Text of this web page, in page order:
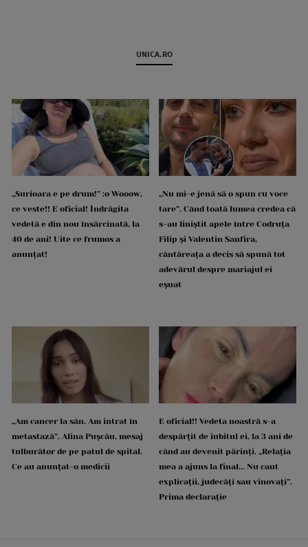
UNICA.RO
„Surioara e pe drum!” :o Wooow,
ce veste!! E oficial! Îndrăgita
vedetă e din nou însărcinată, la
40 de ani! Uite ce frumos a
anunțat!
„Nu mi-e jenă să o spun cu voce
tare”. Când toată lumea credea că
s-au liniștit apele între Codruța
Filip și Valentin Sanfira,
cântăreața a decis să spună tot
adevărul despre mariajul ei
eșuat
„Am cancer la sân. Am intrat în
metastază”. Alina Pușcău, mesaj
tulburător de pe patul de spital.
Ce au anunțat-o medicii
E oficial!! Vedeta noastră s-a
despărțit de iubitul ei, la 3 ani de
când au devenit părinți. „Relația
mea a ajuns la final... Nu caut
explicații, judecăți sau vinovați”.
Prima declarație